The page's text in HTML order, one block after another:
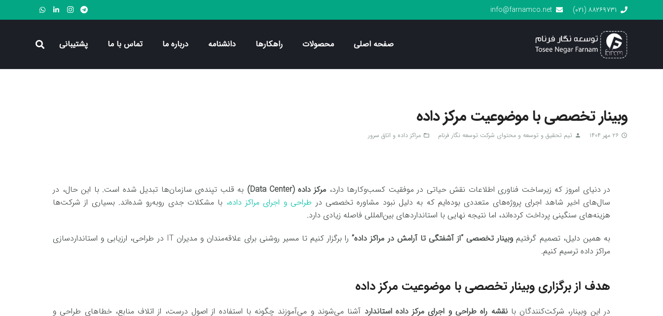
۸۸۲۶۹۷۳۱ (۰۲۱) info@farnamco.net
صفحه اصلی محصولات راهکارها دانشنامه درباره ما تماس با ما پشتیبانی
وبینار تخصصی با موضوعیت مرکز داده
access_time ۲۶ مهر ۱۴۰۴ person تیم تحقیق و توسعه و محتوای شرکت توسعه نگار فرنام folder_open مراکز داده و اتاق سرور
در دنیای امروز که زیرساخت فناوری اطلاعات نقش حیاتی در موفقیت کسب‌وکارها دارد، مرکز داده (Data Center)
به قلب تپنده‌ی سازمان‌ها تبدیل شده است. با این حال، در
سال‌های اخیر شاهد اجرای پروژه‌های متعددی بوده‌ایم که به دلیل نبود مشاوره تخصصی در طراحی و اجرای مراکز داده، با مشکلات جدی روبه‌رو شده‌اند. بسیاری از شرکت‌ها
هزینه‌های سنگینی پرداخت کرده‌اند، اما نتیجه نهایی با استانداردهای بین‌المللی فاصله زیادی دارد.
به همین دلیل، تصمیم گرفتیموبینار تخصصی “از آشفتگی تا آرامش در مراکز داده”
را برگزار کنیم تا مسیر روشنی برای علاقه‌مندان و مدیران IT در طراحی، ارزیابی و استانداردسازی
مراکز داده ترسیم کنیم.
هدف از برگزاری وبینار تخصصی با موضوعیت مرکز داده
در این وبینار، شرکت‌کنندگان بانقشه راه طراحی و اجرای مرکز داده استاندارد آشنا می‌شوند و می‌آموزند چگونه با استفاده از اصول درست، از اتلاف منابع، خطاهای طراحی و